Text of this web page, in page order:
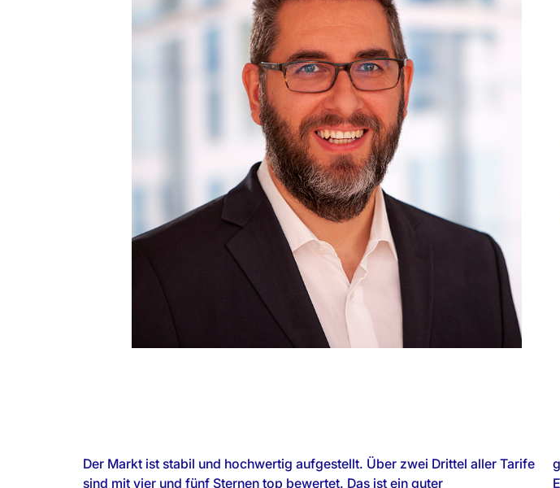
Der Markt ist stabil und hochwertig aufgestellt. Über zwei Drittel aller Tarife
sind mit vier und fünf Sternen top bewertet. Das ist ein guter